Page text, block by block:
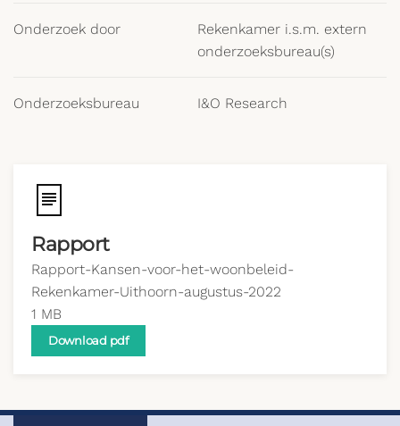
Onderzoek door
Rekenkamer i.s.m. extern
onderzoeksbureau(s)
Onderzoeksbureau I&O Research
Rapport
Rapport-Kansen-voor-het-woonbeleid-
Rekenkamer-Uithoorn-augustus-2022
1 MB
Download pdf